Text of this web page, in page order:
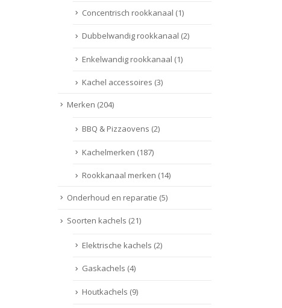
Concentrisch rookkanaal (1)
Dubbelwandig rookkanaal (2)
Enkelwandig rookkanaal (1)
Kachel accessoires (3)
Merken (204)
BBQ & Pizzaovens (2)
Kachelmerken (187)
Rookkanaal merken (14)
Onderhoud en reparatie (5)
Soorten kachels (21)
Elektrische kachels (2)
Gaskachels (4)
Houtkachels (9)